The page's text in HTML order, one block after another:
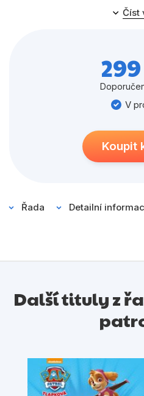
Populárně - naučná
Příroda a zahrada
Společnost, politika
Umění a kultura
Výchova a
Zdraví a životní styl
všechny svoje oblíbené
Číst
V
Koupit
Řada Detailní
Další tituly z